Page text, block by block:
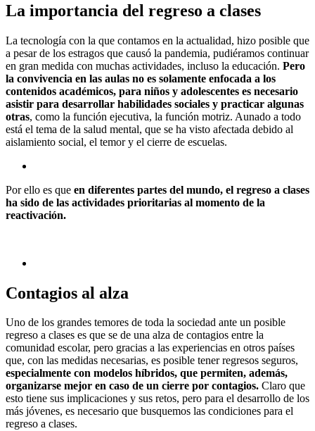
La importancia del regreso a clases
La tecnología con la que contamos en la actualidad, hizo posible que
a pesar de los estragos que causó la pandemia, pudiéramos continuar
en gran medida con muchas actividades, incluso la educación. Pero
la convivencia en las aulas no es solamente enfocada a los
contenidos académicos, para niños y adolescentes es necesario
asistir para desarrollar habilidades sociales y practicar algunas
otras, como la función ejecutiva, la función motriz. Aunado a todo
está el tema de la salud mental, que se ha visto afectada debido al
aislamiento social, el temor y el cierre de escuelas.
Por ello es que en diferentes partes del mundo, el regreso a clases
ha sido de las actividades prioritarias al momento de la
reactivación.
Contagios al alza
Uno de los grandes temores de toda la sociedad ante un posible
regreso a clases es que se de una alza de contagios entre la
comunidad escolar, pero gracias a las experiencias en otros países
que, con las medidas necesarias, es posible tener regresos seguros,
especialmente con modelos híbridos, que permiten, además,
organizarse mejor en caso de un cierre por contagios. Claro que
esto tiene sus implicaciones y sus retos, pero para el desarrollo de los
más jóvenes, es necesario que busquemos las condiciones para el
regreso a clases.